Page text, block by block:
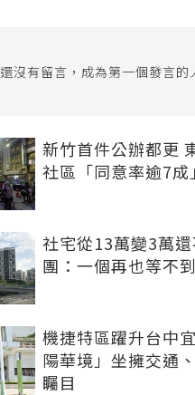
還沒有留言，成為第一個發言的
新竹首件公辦都更
社區「同意率逾7成
社宅從13萬變3萬
團：一個再也等不
機捷特區躍升台中
陽華境」坐擁交通
矚目